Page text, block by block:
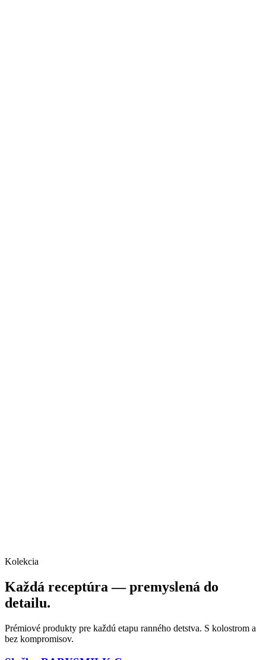
Kolekcia
Každá receptúra — premyslená do
detailu.
Prémiové produkty pre každú etapu ranného detstva. S kolostrom a
bez kompromisov.